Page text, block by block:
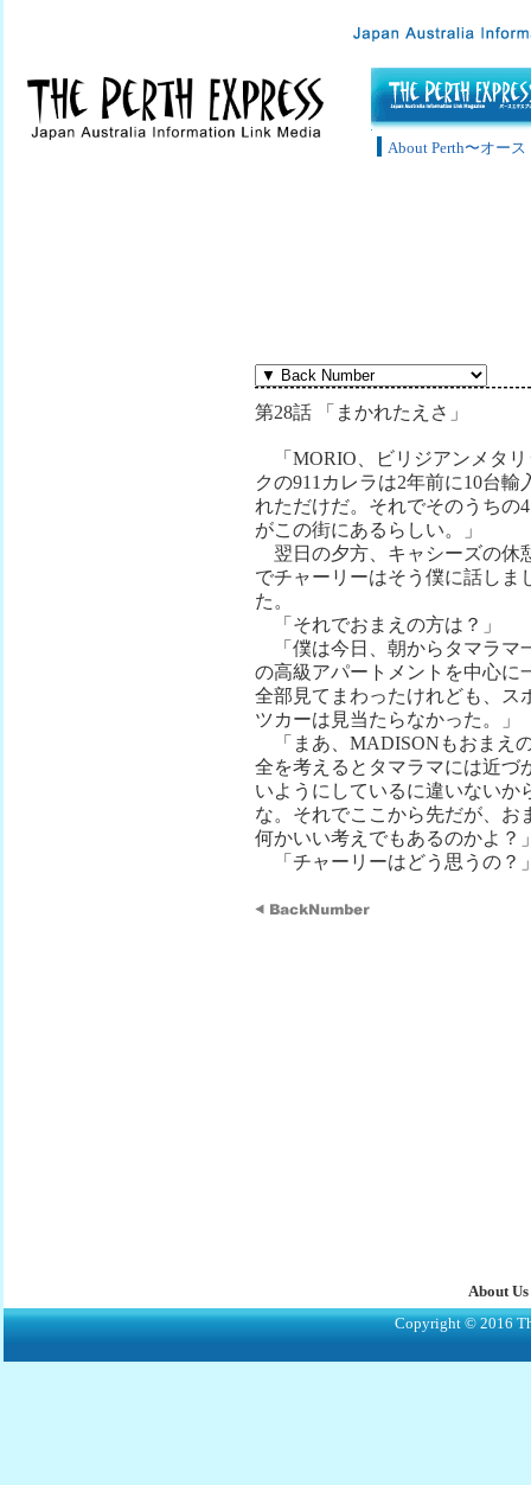
About Perth〜オー
第28話 「まかれたえさ」
「MORIO、ビリジアンメタリ
クの911カレラは2年前に10台輸
れただけだ。それでそのうちの
がこの街にあるらしい。」
翌日の夕方、キャシーズの休
でチャーリーはそう僕に話しま
た。
「それでおまえの方は？」
「僕は今日、朝からタマラマ
の高級アパートメントを中心に
全部見てまわったけれども、ス
ツカーは見当たらなかった。」
「まあ、MADISONもおまえ
全を考えるとタマラマには近づ
いようにしているに違いないか
な。それでここから先だが、お
何かいい考えでもあるのかよ？
「チャーリーはどう思うの？
About Us
Copyright © 2016